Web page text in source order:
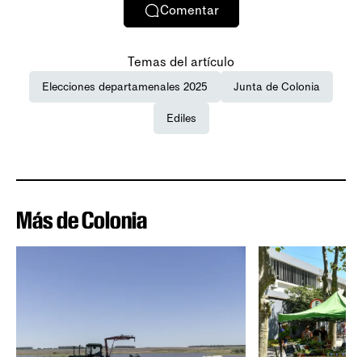
Comentar
Temas del artículo
Elecciones departamenales 2025 Junta de Colonia
Ediles
Más de Colonia